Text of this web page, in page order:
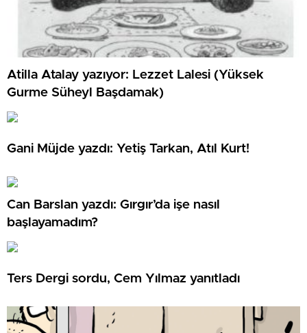
Atilla Atalay yazıyor: Lezzet Lalesi (Yüksek
Gurme Süheyl Başdamak)
Gani Müjde yazdı: Yetiş Tarkan, Atıl Kurt!
Can Barslan yazdı: Gırgır’da işe nasıl
başlayamadım?
Ters Dergi sordu, Cem Yılmaz yanıtladı